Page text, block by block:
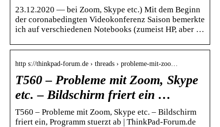
23.12.2020 — bei Zoom, Skype etc.) Mit dem Beginn
der coronabedingten Videokonferenz Saison bemerkte
ich auf verschiedenen Notebooks (zumeist HP, aber …
http s://thinkpad-forum.de › threads › probleme-mit-zoo…
T560 – Probleme mit Zoom, Skype
etc. – Bildschirm friert ein …
T560 – Probleme mit Zoom, Skype etc. – Bildschirm
friert ein, Programm stuerzt ab | ThinkPad-Forum.de